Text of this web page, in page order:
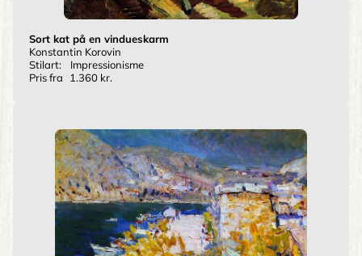
Sort kat på en vindueskarm
Konstantin Korovin
Stilart:
Impressionisme
Pris fra
1.360 kr.